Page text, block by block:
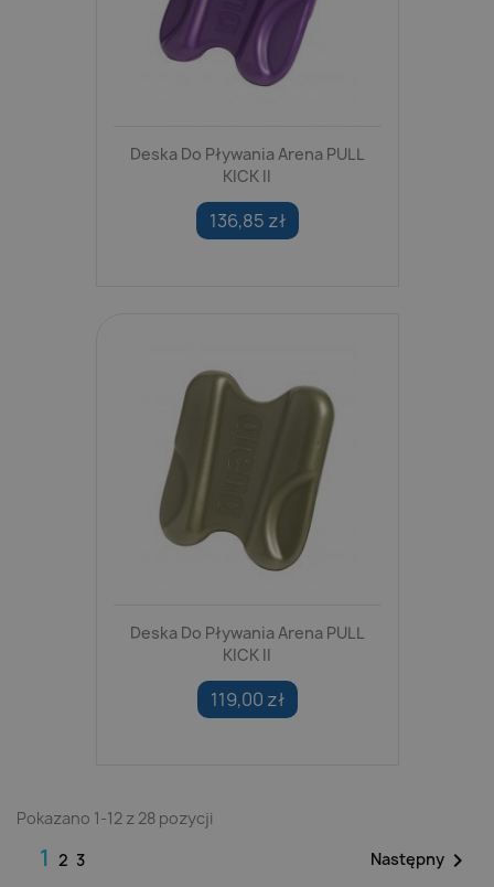
Deska Do Pływania Arena PULL
KICK II
136,85 zł
Deska Do Pływania Arena PULL
KICK II
119,00 zł
Pokazano 1-12 z 28 pozycji
1 2 3 Następny 